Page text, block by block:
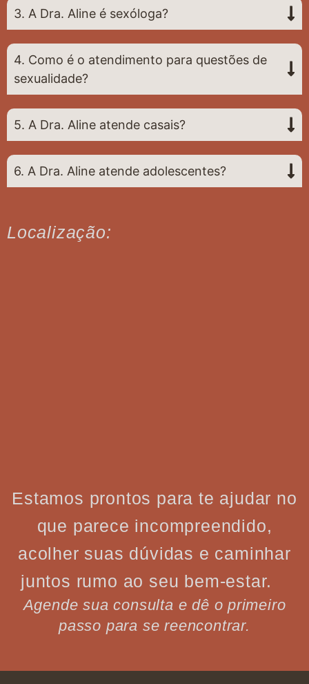
3. A Dra. Aline é sexóloga?
4. Como é o atendimento para questões de
sexualidade?
5. A Dra. Aline atende casais?
6. A Dra. Aline atende adolescentes?
Localização:
Estamos prontos para te ajudar no
que parece incompreendido,
acolher suas dúvidas e caminhar
juntos rumo ao seu bem-estar.
Agende sua consulta e dê o primeiro
passo para se reencontrar.